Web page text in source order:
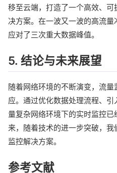
移至云端，打造了一个高效、
决方案。在一波又一波的高流
应对了三次重大数据峰值。
5. 结论与未来展望
随着网络环境的不断演变，流
应。通过优化数据处理流程、
量复杂网络环境下的实时监控
来，随着技术的进一步突破，
监控解决方案。
参考文献